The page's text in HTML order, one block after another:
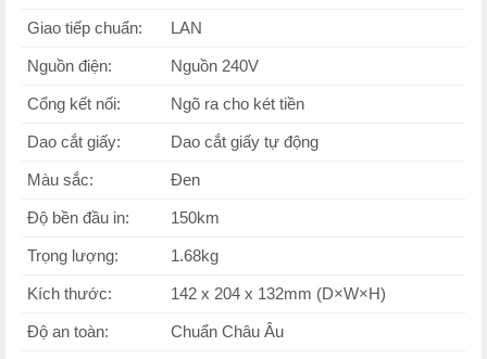
Giao tiếp chuẩn: LAN
Nguồn điện: Nguồn 240V
Cổng kết nối: Ngõ ra cho két tiền
Dao cắt giấy: Dao cắt giấy tự động
Màu sắc: Đen
Độ bền đầu in: 150km
Trọng lượng: 1.68kg
Kích thước: 142 x 204 x 132mm (D×W×H)
Độ an toàn: Chuẩn Châu Âu